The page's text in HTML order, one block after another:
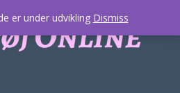
er under udvikling Dismiss